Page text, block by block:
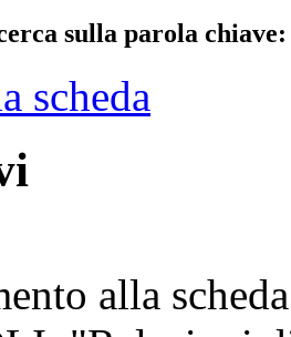
sulla parola
scheda